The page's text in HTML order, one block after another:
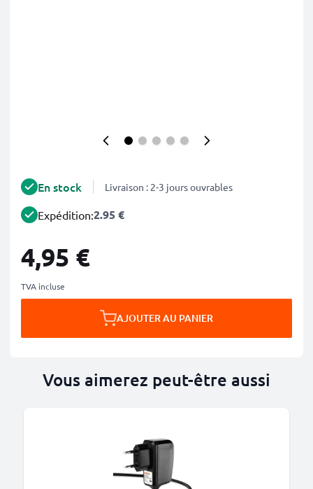
En stock Livraison : 2-3 jours ouvrables
Expédition:2.95 €
4,95 €
TVA incluse
AJOUTER AU PANIER
Vous aimerez peut-être aussi